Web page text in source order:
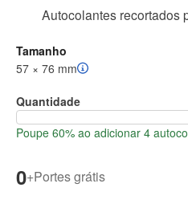
Autocolantes recortados
Tamanho
57 × 76 mm
Quantidade
Poupe 60% ao adicionar 4
0+Portes grátis